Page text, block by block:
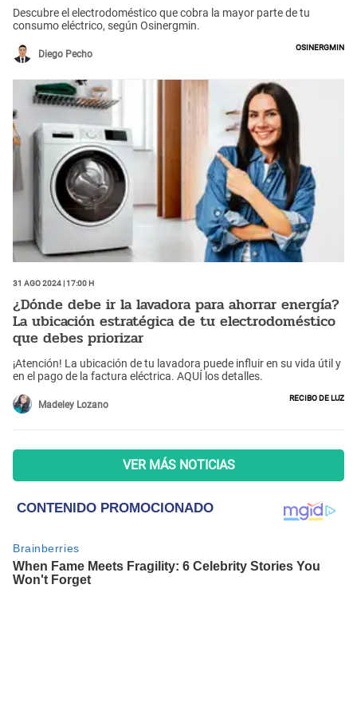
Descubre el electrodoméstico que cobra la mayor parte de tu
consumo eléctrico, según Osinergmin.
Diego Pecho
Osinergmin
31 Ago 2024 | 17:00 h
¿Dónde debe ir la lavadora para ahorrar energía?
La ubicación estratégica de tu electrodoméstico
que debes priorizar
¡Atención! La ubicación de tu lavadora puede influir en su vida útil y
en el pago de la factura eléctrica. AQUÍ los detalles.
Madeley Lozano
Recibo de luz
VER MÁS NOTICIAS